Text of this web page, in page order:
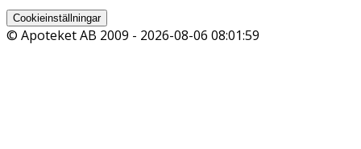
Cookieinställningar
© Apoteket AB 2009 - 2026-08-06 08:01:59